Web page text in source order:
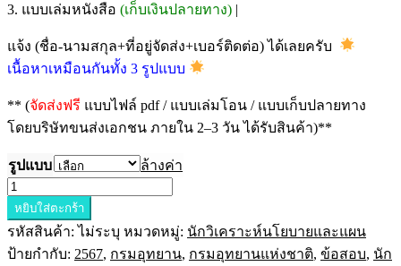
3. แบบเล่มหนังสือ (เก็บเงินปลายทาง) |
แจ้ง (ชื่อ-นามสกุล+ที่อยู่จัดส่ง+เบอร์ติดต่อ) ได้เลยครับ
เนื้อหาเหมือนกันทั้ง 3 รูปแบบ
** (จัดส่งฟรี แบบไฟล์ pdf / แบบเล่มโอน / แบบเก็บปลายทาง
โดยบริษัทขนส่งเอกชน ภายใน 2–3 วัน ได้รับสินค้า)**
รูปแบบ
ล้างค่า
จำนวน
แนว
ข้อสอบ
นัก
หยิบใส่ตะกร้า
รหัสสินค้า:ไม่ระบุ หมวดหมู่: นักวิเคราะห์นโยบายและแผน
ป้ายกำกับ: 2567, กรมอุทยาน, กรมอุทยานแห่งชาติ, ข้อสอบ, นัก